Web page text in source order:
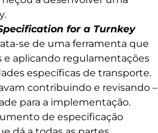
for a Turnkey
se de uma ferramenta que
e aplicando regulamentações
específicas de transporte.
contribuindo e revisando –
para a implementação.
de especificação